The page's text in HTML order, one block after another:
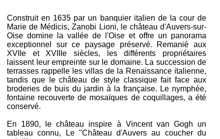
Construit en 1635 par un banquier italien de la cour de
Marie de Médicis, Zanobi Lioni, le château d'Auvers-sur-
Oise domine la vallée de l'Oise et offre un panorama
exceptionnel sur ce paysage préservé. Remanié aux
XVIIe et XVIIIe siècles, les différents propriétaires
laissent leur empreinte sur le domaine. La succession de
terrasses rappelle les villas de la Renaissance italienne,
tandis que le château de style classique fait face aux
broderies de buis du jardin à la française. Le nymphée,
fontaine recouverte de mosaïques de coquillages, a été
conservé.
En 1890, le château inspire à Vincent van Gogh un
tableau connu, Le "Château d'Auvers au coucher du